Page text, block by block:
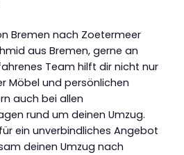
Bremen nach Zoetermeer
aus Bremen, gerne an
Team hilft dir nicht nur
Möbel und persönlichen
auch bei allen
rund um deinen Umzug.
ein unverbindliches Angebot
deinen Umzug nach